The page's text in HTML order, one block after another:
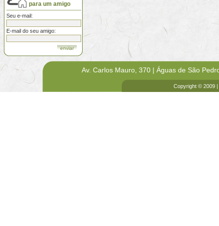
para um amigo
Seu e-mail:
E-mail do seu amigo:
Av. Carlos Mauro, 370 | Águas de São
Copyright © 2009